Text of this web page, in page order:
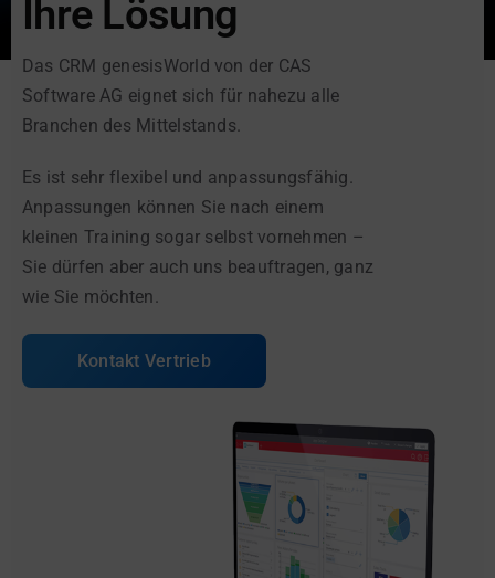
Ihre Lösung
Das CRM genesisWorld von der CAS
Software AG eignet sich für nahezu alle
Branchen des Mittelstands.
Es ist sehr flexibel und anpassungsfähig.
Anpassungen können Sie nach einem
kleinen Training sogar selbst vornehmen –
Sie dürfen aber auch uns beauftragen, ganz
wie Sie möchten.
Kontakt Vertrieb